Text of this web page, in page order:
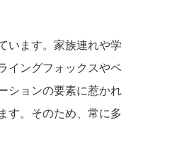
います。家族連れや学
イングフォックスやペ
ションの要素に惹かれ
す。そのため、常に多